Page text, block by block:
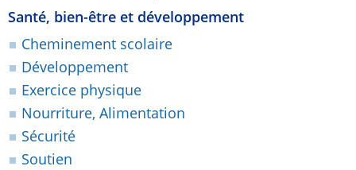
Santé, bien-être et développement
Cheminement scolaire
Développement
Exercice physique
Nourriture, Alimentation
Sécurité
Soutien